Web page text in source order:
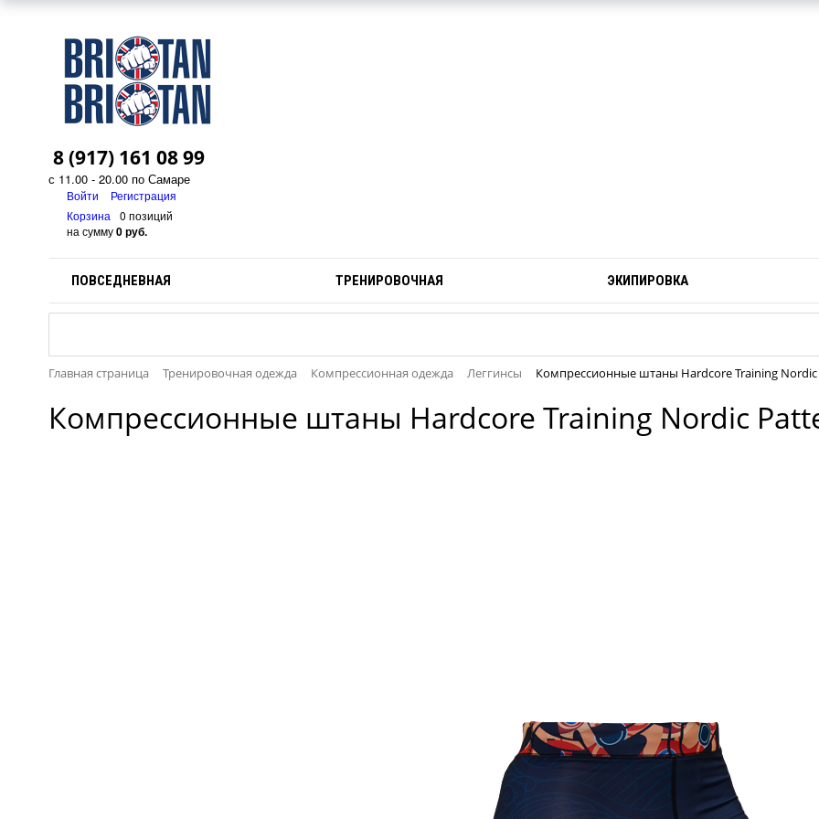
8 (917) 161 08 99
с 11.00 - 20.00 по Самаре
Войти
Регистрация
Корзина
0 позиций
на сумму0 руб.
ПОВСЕДНЕВНАЯ ТРЕНИРОВОЧНАЯ ЭКИПИРОВКА
Главная страница Тренировочная одежда Компрессионная одежда Леггинсы Компрессионные штаны Hardcore Training
Компрессионные штаны Hardcore Training Nordic